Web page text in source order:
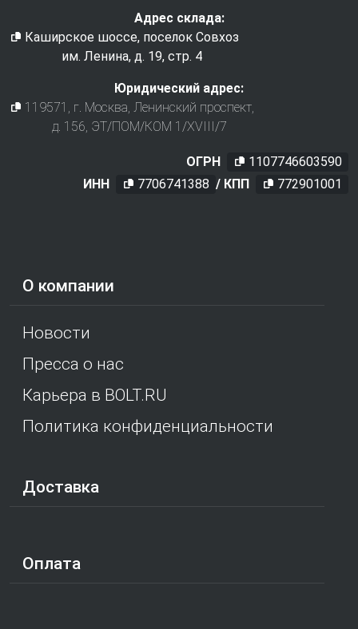
О компании
Новости
Пресса о нас
Карьера в BOLT.RU
Политика конфиденциальности
Доставка
Оплата
Адрес склада:
Каширское шоссе, поселок Совхоз
им. Ленина, д. 19, стр. 4
Юридический адрес:
119571 , г. Москва, Ленинский проспект,
д. 156, ЭТ/ПОМ/КОМ 1/XVIII/7
ОГРН
1107746603590
ИНН
7706741388 / КПП 772901001